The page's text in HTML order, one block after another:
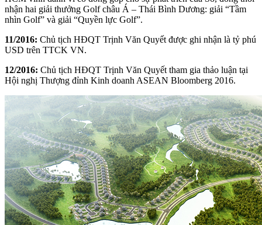
nhận hai giải thưởng Golf châu Á – Thái Bình Dương: giải “Tầm
nhìn Golf” và giải “Quyền lực Golf”.
11/2016: Chủ tịch HĐQT Trịnh Văn Quyết được ghi nhận là tỷ phú
USD trên TTCK VN.
12/2016: Chủ tịch HĐQT Trịnh Văn Quyết tham gia thảo luận tại
Hội nghị Thượng đỉnh Kinh doanh ASEAN Bloomberg 2016.